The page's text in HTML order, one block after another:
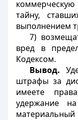
тайну,
выполнением
7)
вред в
Кодексом.
Вывод.
штрафы за
имеете
удержание